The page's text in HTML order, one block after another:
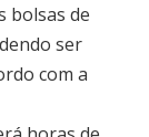
bolsas de
ser
com a